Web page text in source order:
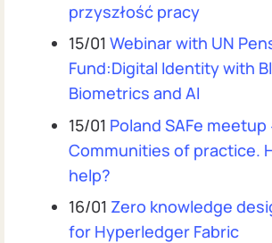
przyszłość pracy
15/01 Webinar with UN
Fund:Digital Identity with
Biometrics and AI
15/01 Poland SAFe
Communities of practice.
help?
16/01 Zero knowledge
for Hyperledger Fabric